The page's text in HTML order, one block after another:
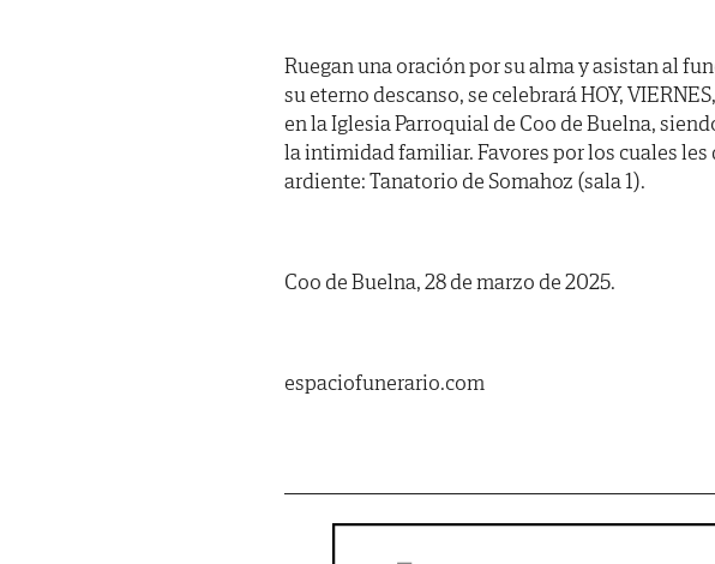
Ruegan una oración por su alma y asistan al
su eterno descanso, se celebrará HOY,
en la Iglesia Parroquial de Coo de Buelna,
la intimidad familiar. Favores por los cuales
ardiente: Tanatorio de Somahoz (sala 1).
Coo de Buelna, 28 de marzo de 2025.
espaciofunerario.com